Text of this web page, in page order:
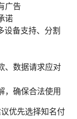
广告
诺
备支持、分割
、数据请求应对
，确保合法使用
优先选择知名付